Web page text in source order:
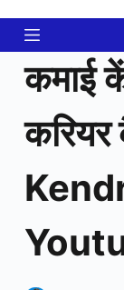
content
कमाई